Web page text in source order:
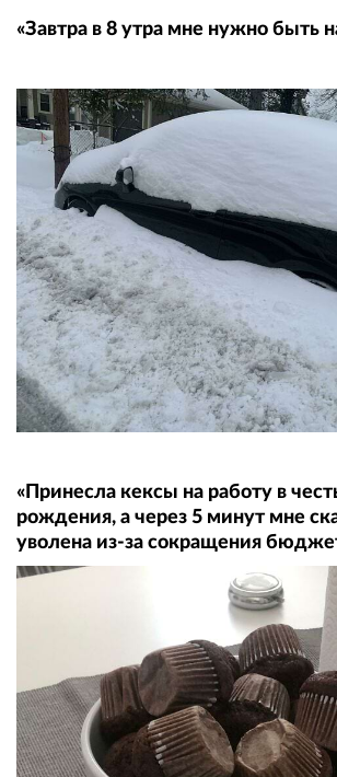
«Завтра в 8 утра мне нужно быть
«Принесла кексы на работу в
рождения, а через 5 минут мне
уволена из-за сокращения